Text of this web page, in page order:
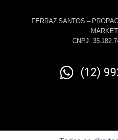
FERRAZ SANTOS –
CNPJ:
(12)